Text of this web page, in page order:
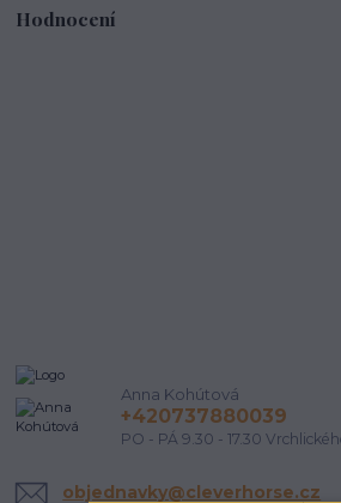
Hodnocení
Anna Kohútová
+420737880039
PO - PÁ 9.30 - 17.30
objednavky@cleverhorse.cz